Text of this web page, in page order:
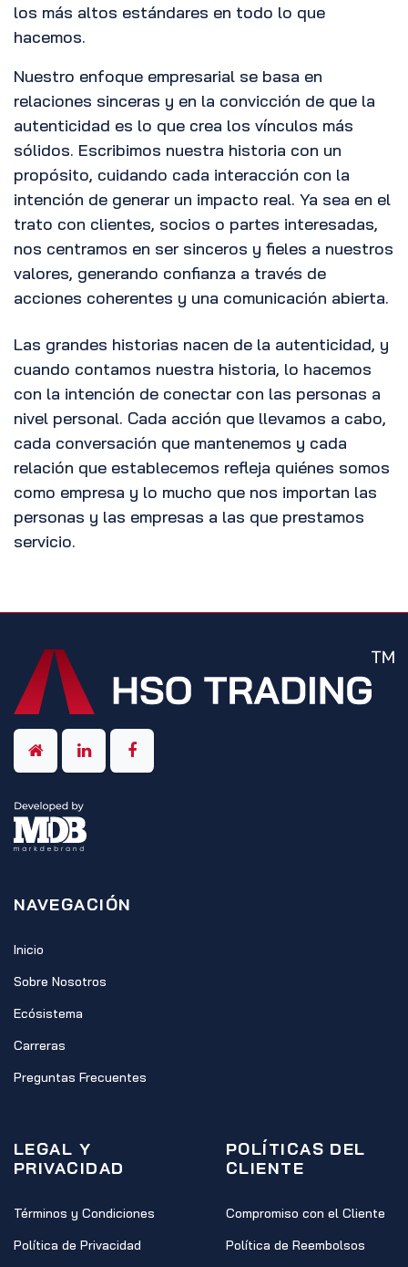
los más altos estándares en todo lo que
hacemos.
Nuestro enfoque empresarial se basa en
relaciones sinceras y en la convicción de que la
autenticidad es lo que crea los vínculos más
sólidos. Escribimos nuestra historia con un
propósito, cuidando cada interacción con la
intención de generar un impacto real. Ya sea en el
trato con clientes, socios o partes interesadas,
nos centramos en ser sinceros y fieles a nuestros
valores, generando confianza a través de
acciones coherentes y una comunicación abierta.
Las grandes historias nacen de la autenticidad, y
cuando contamos nuestra historia, lo hacemos
con la intención de conectar con las personas a
nivel personal. Cada acción que llevamos a cabo,
cada conversación que mantenemos y cada
relación que establecemos refleja quiénes somos
como empresa y lo mucho que nos importan las
personas y las empresas a las que prestamos
servicio.
NAVEGACIÓN
Inicio
Sobre Nosotros
Ecósistema
Carreras
Preguntas Frecuentes
LEGAL Y
PRIVACIDAD
Términos y Condiciones
Política de Privacidad
POLÍTICAS DEL
CLIENTE
Compromiso con el Cliente
Política de Reembolsos